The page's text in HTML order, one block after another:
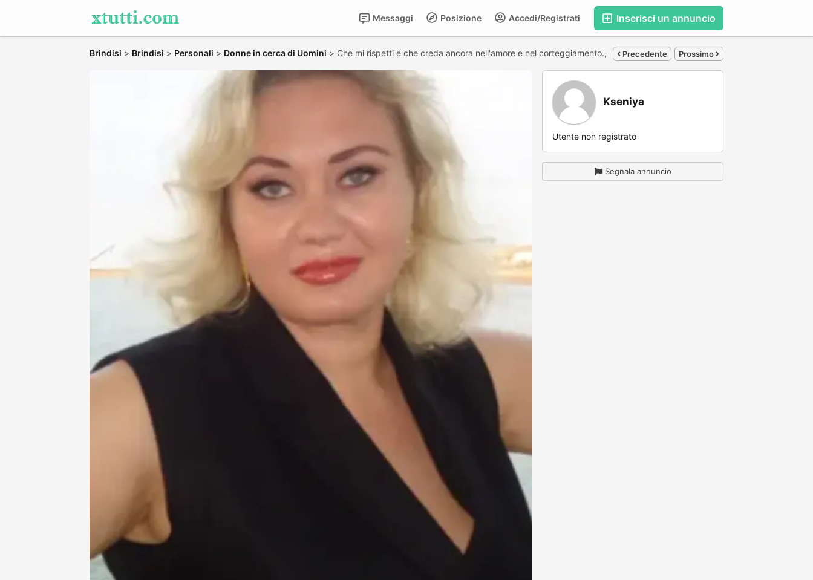
Inserisci un annuncio
Accedi/Registrati
Posizione
Messaggi
Brindisi > Brindisi > Personali > Donne in cerca di Uomini > Che mi rispetti e che creda ancora nell'amore e nel corteggiamento., Precedente Prossimo
Kseniya
Utente non registrato
Segnala annuncio